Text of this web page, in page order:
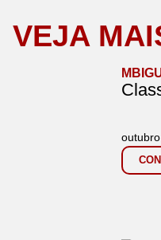
VEJA